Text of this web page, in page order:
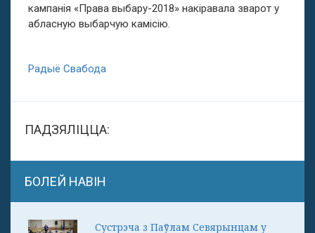
кампанія «Права выбару-2018» накіравала зварот у
абласную выбарчую камісію.
Радыё Свабода
ПАДЗЯЛІЦЦА:
БОЛЕЙ НАВІН
Сустрэча з Паўлам Севярынцам у